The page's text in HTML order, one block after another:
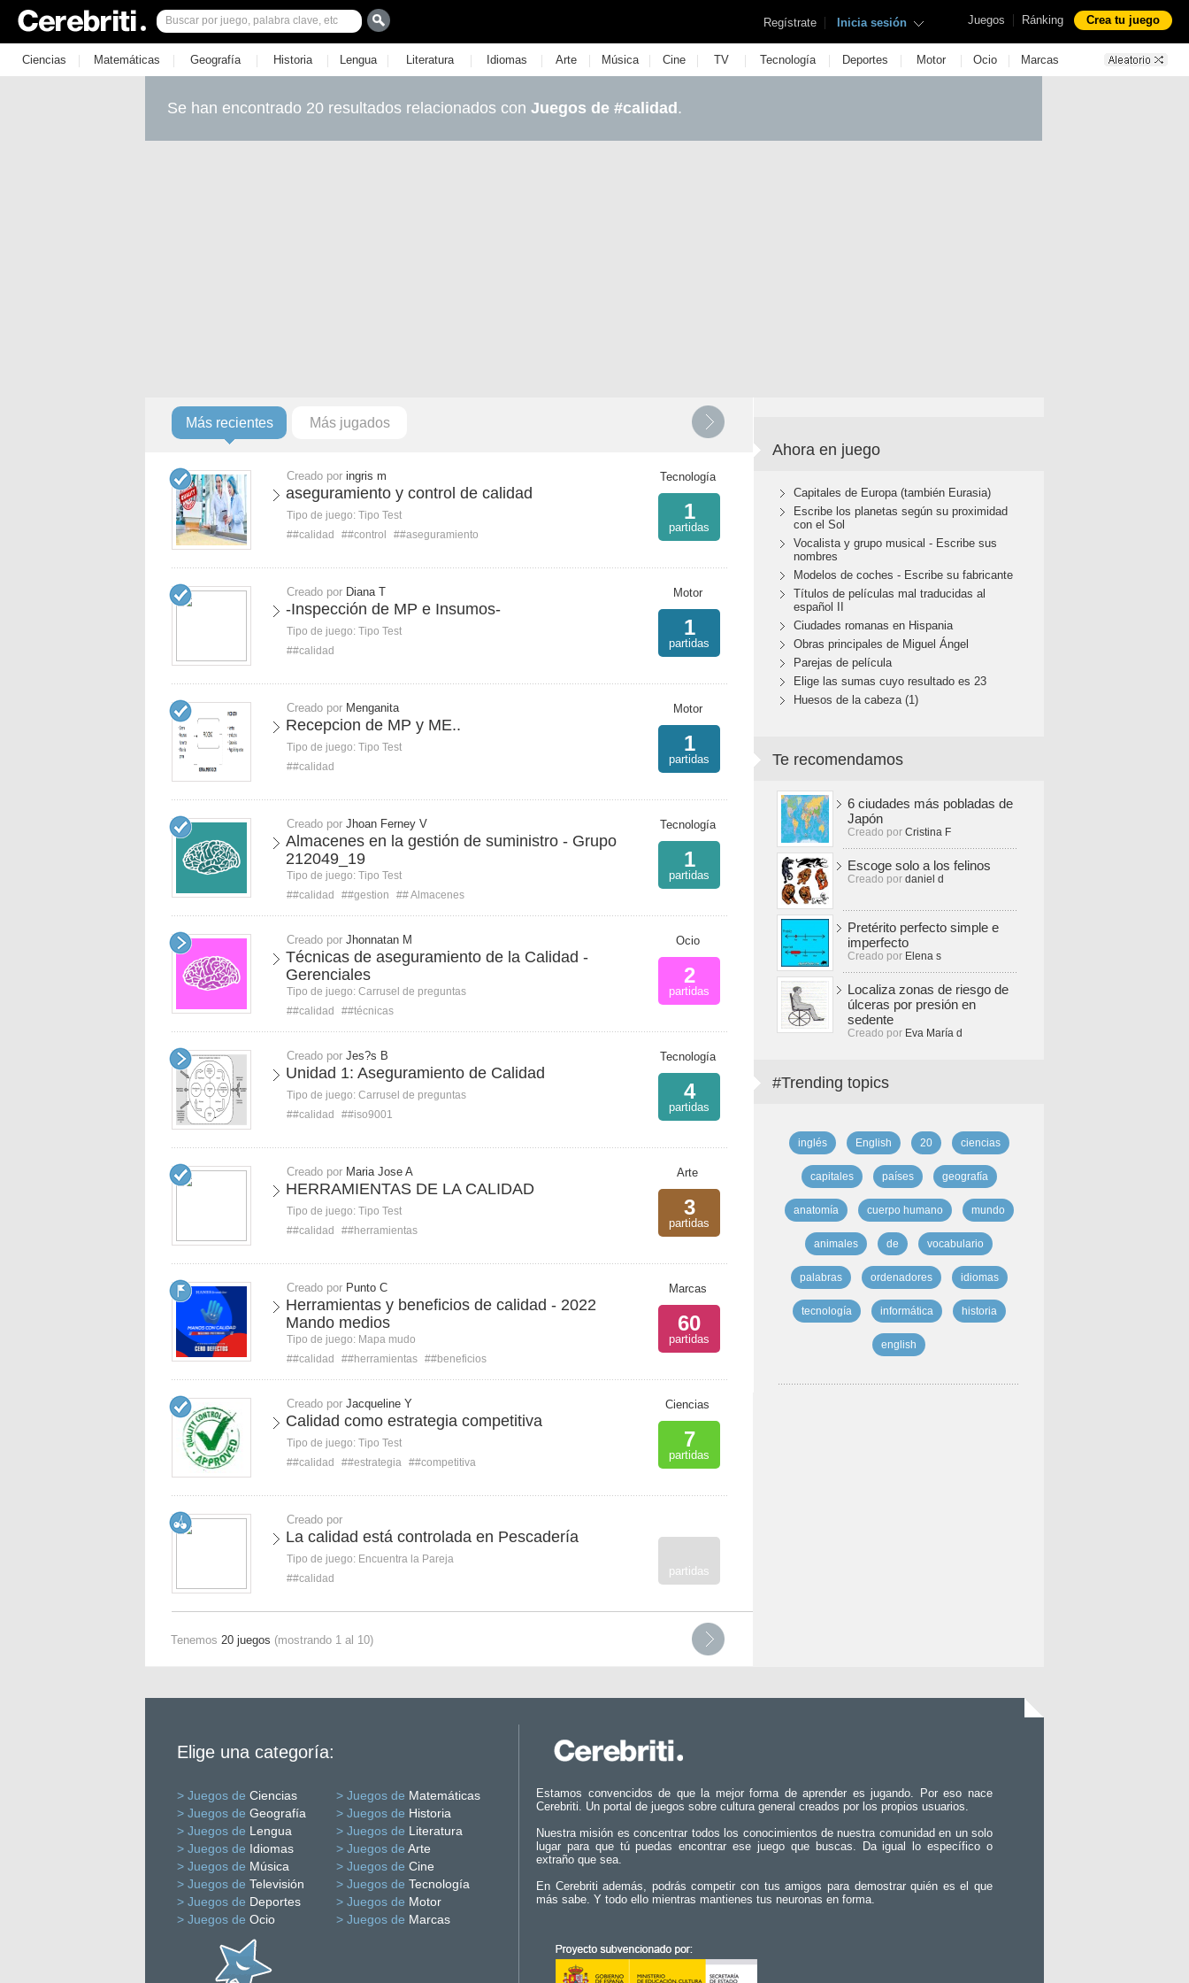
Juegos | Ránking Crea tu juego
Regístrate | Inicia sesión
Ciencias | Matemáticas | Geografía | Historia | Lengua | Literatura | Idiomas | Arte | Música | Cine | TV | Tecnología | Deportes | Motor | Ocio | Marcas
Se han encontrado 20 resultados relacionados con Juegos de #calidad .
Más recientes Más jugados
Creado por ingris m
aseguramiento y control de calidad
Tipo de juego: Tipo Test
##calidad
##control ##aseguramiento
Tecnología
1
partidas
Creado por Diana T
-Inspección de MP e Insumos-
Tipo de juego: Tipo Test
##calidad
Motor
1
partidas
Creado por Menganita
Recepcion de MP y ME..
Tipo de juego: Tipo Test
##calidad
Motor
1
partidas
Creado por Jhoan Ferney V
Almacenes en la gestión de suministro - Grupo
212049_19
Tipo de juego: Tipo Test
##calidad
##gestion ## Almacenes
Tecnología
1
partidas
Creado por Jhonnatan M
Técnicas de aseguramiento de la Calidad -
Gerenciales
Tipo de juego: Carrusel de preguntas
##calidad
##técnicas
Ocio
2
partidas
Creado por Jes?s B
Unidad 1: Aseguramiento de Calidad
Tipo de juego: Carrusel de preguntas
##calidad
##iso9001
Tecnología
4
partidas
Creado por Maria Jose A
HERRAMIENTAS DE LA CALIDAD
Tipo de juego: Tipo Test
##calidad
##herramientas
Arte
3
partidas
Creado por Punto C
Herramientas y beneficios de calidad - 2022
Mando medios
Tipo de juego: Mapa mudo
##calidad
##herramientas ##beneficios
Marcas
60
partidas
Creado por Jacqueline Y
Calidad como estrategia competitiva
Tipo de juego: Tipo Test
##calidad
##estrategia ##competitiva
Ciencias
7
partidas
Creado por
La calidad está controlada en Pescadería
Tipo de juego: Encuentra la Pareja
##calidad
partidas
Tenemos 20 juegos (mostrando 1 al 10)
Ahora en juego
Capitales de Europa (también Eurasia)
Escribe los planetas según su proximidad
con el Sol
Vocalista y grupo musical - Escribe sus
nombres
Modelos de coches - Escribe su fabricante
Títulos de películas mal traducidas al
español II
Ciudades romanas en Hispania
Obras principales de Miguel Ángel
Parejas de película
Elige las sumas cuyo resultado es 23
Huesos de la cabeza (1)
Te recomendamos
6 ciudades más pobladas de
Japón
Creado por Cristina F
Escoge solo a los felinos
Creado por daniel d
Pretérito perfecto simple e
imperfecto
Creado por Elena s
Localiza zonas de riesgo de
úlceras por presión en
sedente
Creado por Eva María d
#Trending topics
inglés English 20 ciencias
capitales países geografía
anatomía cuerpo humano mundo
animales de vocabulario
palabras ordenadores idiomas
tecnología informática historia
english
Elige una categoría:
> Juegos de Ciencias > Juegos de Matemáticas
> Juegos de Geografía > Juegos de Historia
> Juegos de Lengua > Juegos de Literatura
> Juegos de Idiomas > Juegos de Arte
> Juegos de Música > Juegos de Cine
> Juegos de Televisión > Juegos de Tecnología
> Juegos de Deportes > Juegos de Motor
> Juegos de Ocio > Juegos de Marcas
Estamos convencidos de que la mejor forma de aprender es jugando. Por eso nace
Cerebriti. Un portal de juegos sobre cultura general creados por los propios usuarios.
Nuestra misión es concentrar todos los conocimientos de nuestra comunidad en un solo
lugar para que tú puedas encontrar ese juego que buscas. Da igual lo específico o
extraño que sea.
En Cerebriti además, podrás competir con tus amigos para demostrar quién es el que
más sabe. Y todo ello mientras mantienes tus neuronas en forma.